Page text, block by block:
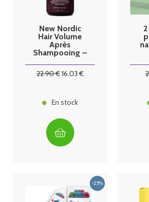
New Nordic
Hair Volume
Après
Shampooing –
22.90€16.03€
En stock
2